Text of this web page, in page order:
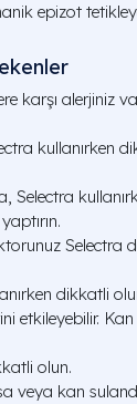
epizot
karşı alerjiniz
kullanırken
Selectra
Selectra
dikkatli
etkileyebilir. Kan
olun.
veya kan